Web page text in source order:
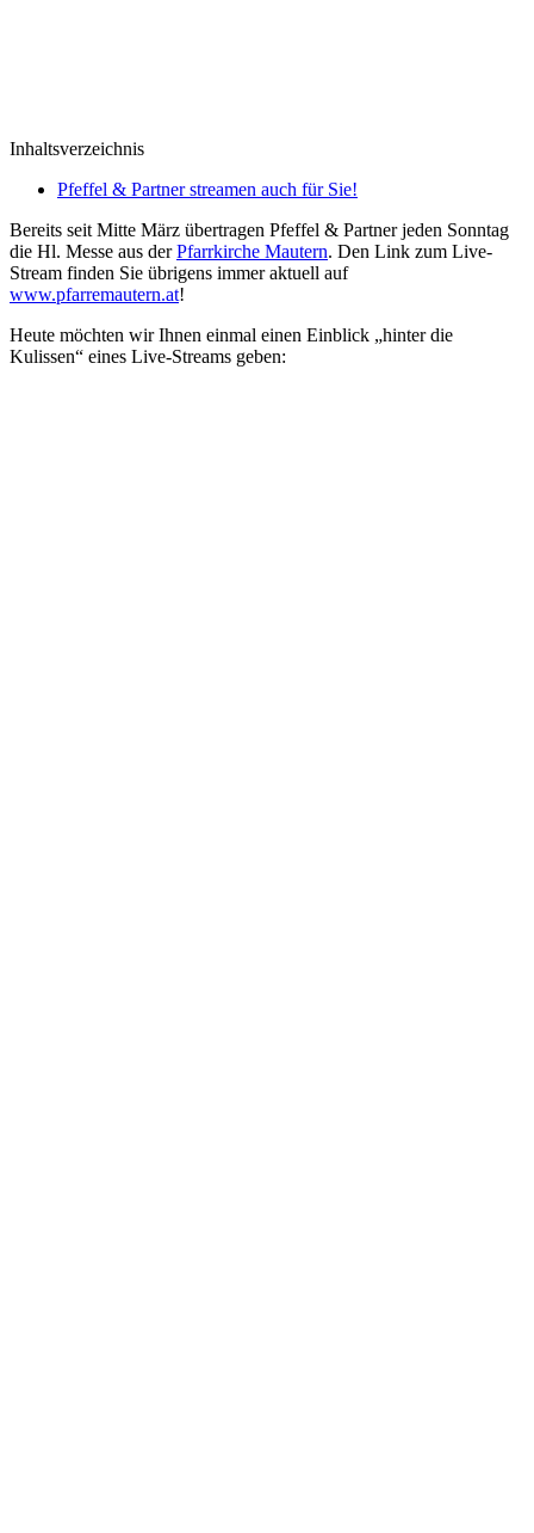
Inhaltsverzeichnis
Pfeffel & Partner streamen auch für Sie!
Bereits seit Mitte März übertragen Pfeffel & Partner jeden Sonntag
die Hl. Messe aus derPfarrkirche Mautern. Den Link zum Live-
Stream finden Sie übrigens immer aktuell auf
www.pfarremautern.at!
Heute möchten wir Ihnen einmal einen Einblick „hinter die
Kulissen“ eines Live-Streams geben: